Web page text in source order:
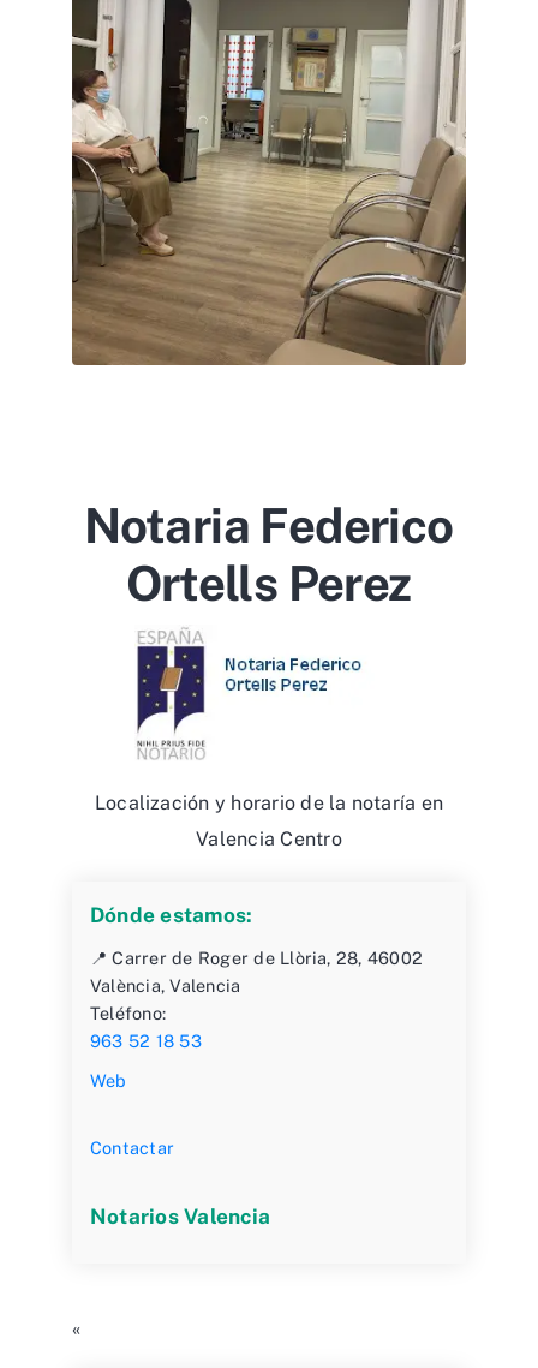
Notaria Federico
Ortells Perez
Localización y horario de la notaría en
Valencia Centro
Dónde estamos:
📍 Carrer de Roger de Llòria, 28, 46002
València, Valencia
Teléfono:
963 52 18 53
Web
Contactar
Notarios Valencia
«